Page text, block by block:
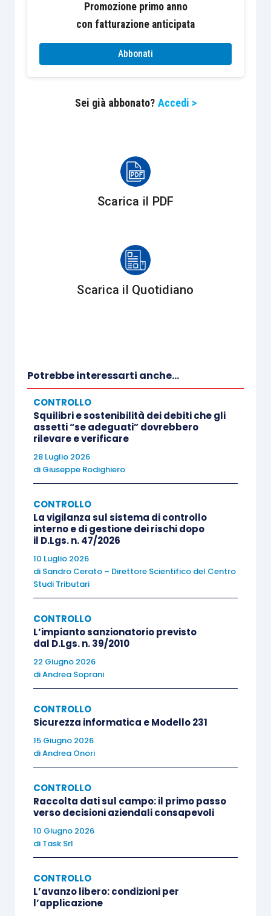
La BSC, applicata integralmente,soddisfa tutte le
richieste della normativacivilistica, in quanto:
presuppone unavisione dell’attività
nell’ottica di garantire una continuità
gli elementi qualitativi
portano l’azienda ad avere determinati
coordina letradizionali tecniche di
budgeting
comunicazione e condivisione, con tutti
termine facendo in modo che l’intera
strategica” aiuta l’imprenditore avalutare
e a mitigare i rischi
l’impresa aiutandolo a programmare in
anticipo le attività necessarie.
Come si costruisce una
La BSC aiuta l’imprenditore a comprendere
l’importanza di alcuni concetti aziendali
fondamentalie, di conseguenza, ad esplicitare le
priorità della gestionecoordinando le azioni ai
risultati desiderati.
Sviluppare una BSC all’interno di un’azienda
significaseguire alcuni semplici passi
esplicitare chiaramente la propria
missione, la propria visione e i valori
aziendali
stabilire gli
clienti, processi interni, apprendimento e
crescita);
identificare quelle attività che, legate da
una logica “causa/effetto”, permettono di
creare una mappa strategica
le relazioni di “causa/effetto” tra le
Promozione primo anno
con fatturazione anticipata
Abbonati
Sei già abbonato? Accedi >
Scarica il PDF
Scarica il Quotidiano
Potrebbe interessarti anche...
CONTROLLO
Squilibri e sostenibilità dei debiti che gli
assetti “se adeguati” dovrebbero
rilevare e verificare
28 Luglio 2026
di Giuseppe Rodighiero
CONTROLLO
La vigilanza sul sistema di controllo
interno e di gestione dei rischi dopo
il D.Lgs. n. 47/2026
10 Luglio 2026
di Sandro Cerato – Direttore Scientifico del Centro
Studi Tributari
CONTROLLO
L’impianto sanzionatorio previsto
dal D.Lgs. n. 39/2010
22 Giugno 2026
diAndrea Soprani
CONTROLLO
Sicurezza informatica e Modello 231
15 Giugno 2026
diAndrea Onori
CONTROLLO
Raccolta dati sul campo: il primo passo
verso decisioni aziendali consapevoli
10 Giugno 2026
di Task Srl
CONTROLLO
L’avanzo libero: condizioni per
l’applicazione